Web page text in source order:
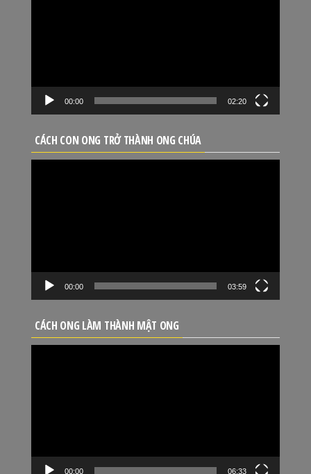
00:00 02:20
CÁCH CON ONG TRỞ THÀNH ONG CHÚA
00:00 03:59
CÁCH ONG LÀM THÀNH MẬT ONG
00:00 06:33